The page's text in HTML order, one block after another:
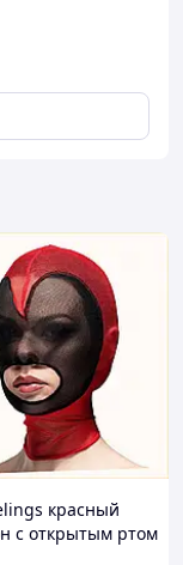
красный
с открытым ртом